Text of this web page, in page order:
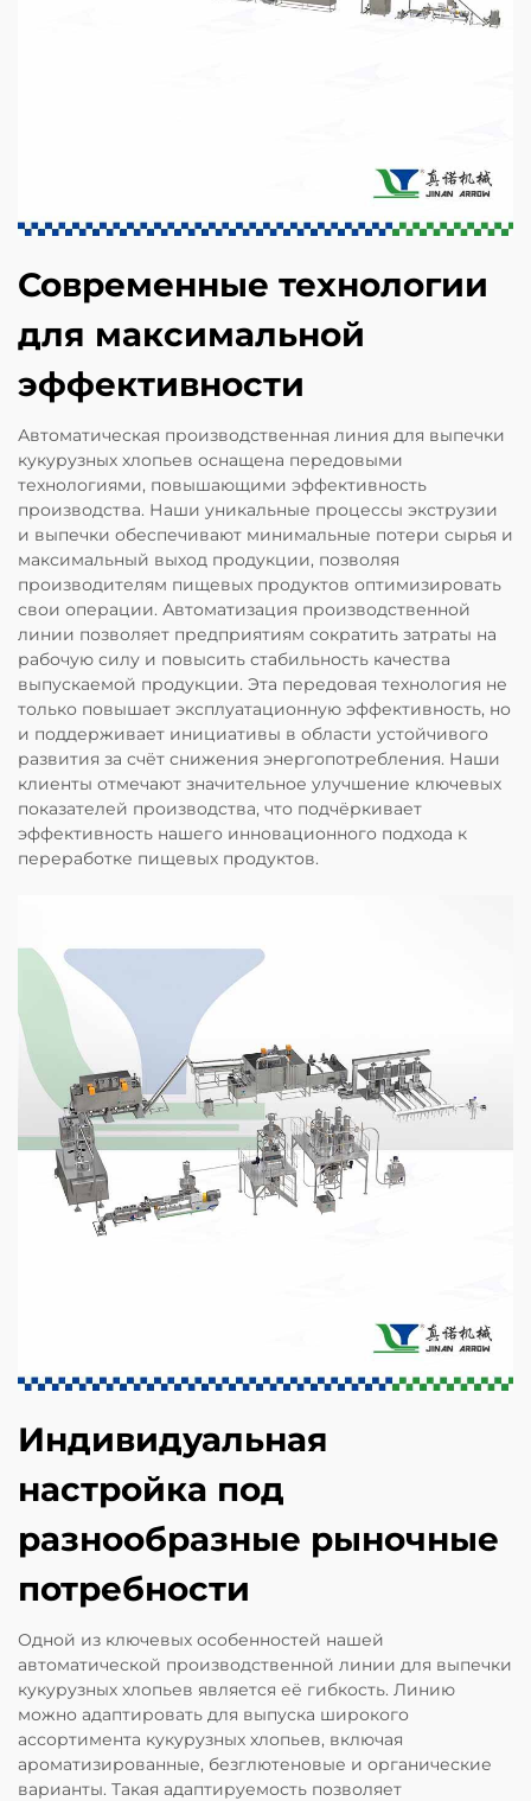
Современные технологии
для максимальной
эффективности
Автоматическая производственная линия для выпечки
кукурузных хлопьев оснащена передовыми
технологиями, повышающими эффективность
производства. Наши уникальные процессы экструзии
и выпечки обеспечивают минимальные потери сырья и
максимальный выход продукции, позволяя
производителям пищевых продуктов оптимизировать
свои операции. Автоматизация производственной
линии позволяет предприятиям сократить затраты на
рабочую силу и повысить стабильность качества
выпускаемой продукции. Эта передовая технология не
только повышает эксплуатационную эффективность, но
и поддерживает инициативы в области устойчивого
развития за счёт снижения энергопотребления. Наши
клиенты отмечают значительное улучшение ключевых
показателей производства, что подчёркивает
эффективность нашего инновационного подхода к
переработке пищевых продуктов.
Индивидуальная
настройка под
разнообразные рыночные
потребности
Одной из ключевых особенностей нашей
автоматической производственной линии для выпечки
кукурузных хлопьев является её гибкость. Линию
можно адаптировать для выпуска широкого
ассортимента кукурузных хлопьев, включая
ароматизированные, безглютеновые и органические
варианты. Такая адаптируемость позволяет